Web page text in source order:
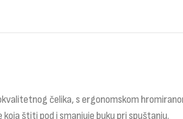
čelika, s ergonomskom
štiti pod i smanjuje buku pri spuštanju.